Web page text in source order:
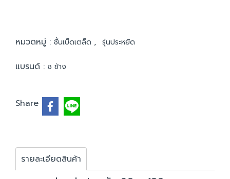
หมวดหมู่ : ชั้นเบ็ดเตล็ด , รุ่นประหยัด
แบรนด์ : ช ช้าง
Share
รายละเอียดสินค้า